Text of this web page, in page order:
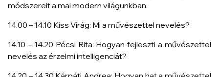
módszereit a mai modern világunkban.
14.00 – 14.10 Kiss Virág: Mi a művészettel nevelés?
14.10 – 14.20 Pécsi Rita: Hogyan fejleszti a művészettel
nevelés az érzelmi intelligenciát?